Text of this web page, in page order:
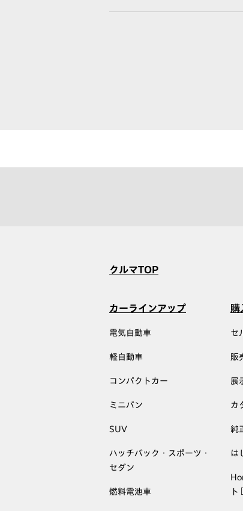
クルマTOP
カーラインアップ
電気自動車
軽自動車
コンパクトカー
ミニバン
SUV
ハッチバック・スポーツ・
セダン
燃料電池車
購
セ
販
展
カ
純
は
ト